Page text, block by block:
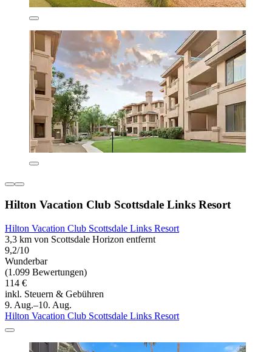
Hilton Vacation Club Scottsdale Links Resort
Hilton Vacation Club Scottsdale Links Resort
3,3 km von Scottsdale Horizon entfernt
9,2/10
Wunderbar
(1.099 Bewertungen)
114 €
inkl. Steuern & Gebühren
9. Aug.–10. Aug.
Hilton Vacation Club Scottsdale Links Resort